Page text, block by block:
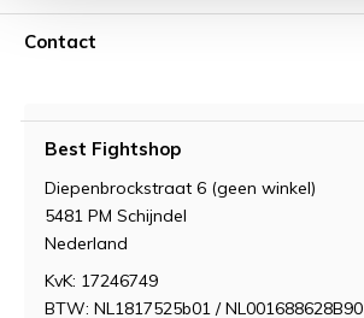
Contact
Best Fightshop
Diepenbrockstraat 6 (geen winkel)
5481 PM Schijndel
Nederland
KvK: 17246749
BTW: NL1817525b01 / NL001688628B90